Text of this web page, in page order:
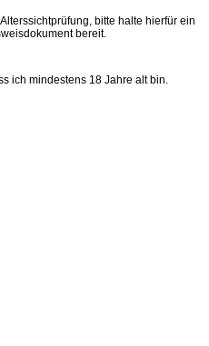
bitte halte hierfür ein
bereit.
ich mindestens 18 Jahre alt bin.